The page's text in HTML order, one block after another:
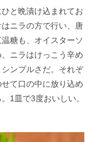
と晩漬け込まれてお
ニラの方で行い、唐
糖も、オイスターソ
ニラはけっこう辛め
ンプルさだ。それぞ
て口の中に放り込め
1皿で3度おいしい。